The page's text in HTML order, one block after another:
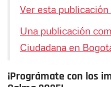
Ver esta
Una publicación
Ciudadana en
¡Prográmate con los